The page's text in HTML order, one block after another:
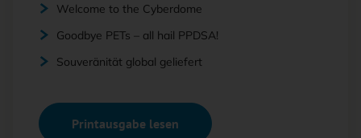
Welcome to the Cyberdome
Goodbye PETs – all hail PPDSA!
Souveränität global geliefert
Printausgabe lesen